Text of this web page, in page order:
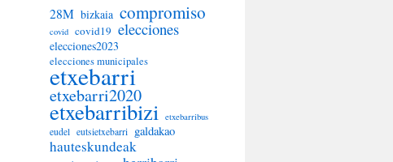
28M bizkaia compromiso
covid covid19 elecciones
elecciones2023
elecciones municipales
etxebarri
etxebarri2020
etxebarribizi etxebarribus
eudel eutsietxebarri galdakao
hauteskundeak